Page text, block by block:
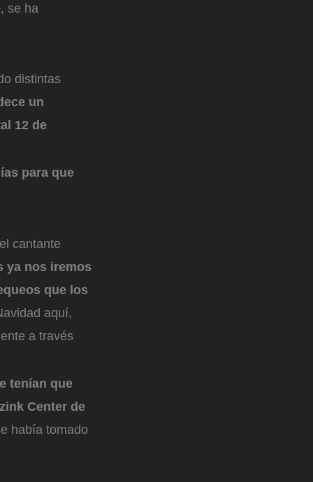
, se ha
distintas
un
12 de
para que
cantante
ya nos iremos
que los
aquí,
a través
e tenían que
Center de
había tomado